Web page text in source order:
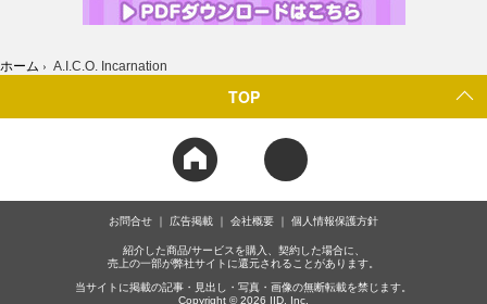
ホーム › A.I.C.O. Incarnation
TOP
お問合せ 広告掲載 会社概要 個人情報保護方針
紹介した商品/サービスを購入、契約した場合に、
売上の一部が弊社サイトに還元されることがあります。
当サイトに掲載の記事・見出し・写真・画像の無断転載を禁じます。
Copyright © 2026 IID, Inc.